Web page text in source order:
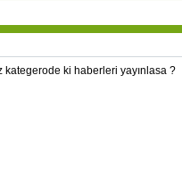
ki haberleri yayınlasa ?